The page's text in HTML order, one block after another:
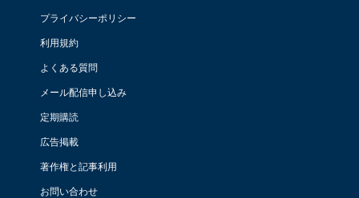
プライバシーポリシー
利用規約
よくある質問
メール配信申し込み
定期購読
広告掲載
著作権と記事利用
お問い合わせ